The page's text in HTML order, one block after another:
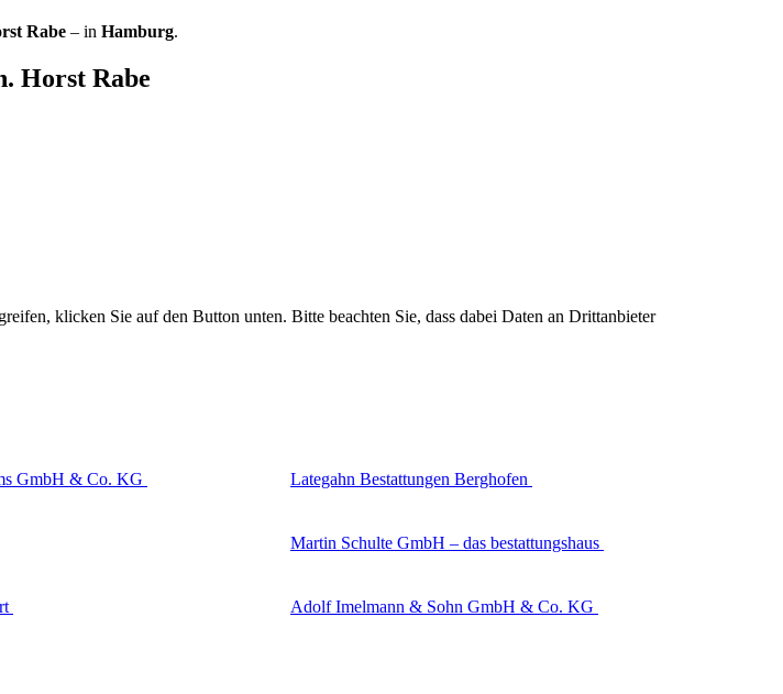
Rabe – in Hamburg.
Horst Rabe
klicken Sie auf den Button unten. Bitte beachten Sie, dass dabei Daten an Drittanbieter
GmbH & Co. KG Lategahn Bestattungen Berghofen
Martin Schulte GmbH – das bestattungshaus
Adolf Imelmann & Sohn GmbH & Co. KG